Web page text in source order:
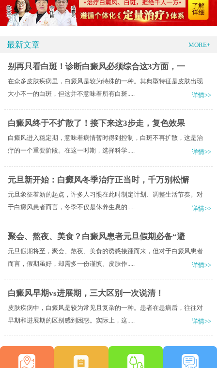
最新文章 MORE+
别再只看白斑！诊断白癜风必须综合这3方面，一
在众多皮肤疾病里，白癜风是较为特殊的一种。其典型特征是皮肤出现
大小不一的白斑，但这并不意味着所有白斑.....
详情>>
白癜风终于不扩散了！接下来这3步走，复色效果
白癜风进入稳定期，意味着病情暂时得到控制，白斑不再扩散，这是治
疗的一个重要阶段。在这一时期，选择科学.....
详情>>
元旦新开始：白癜风冬季治疗正当时，千万别松懈
元旦象征着新的起点，许多人习惯在此时制定计划、调整生活节奏。对
于白癜风患者而言，冬季不仅是休养生息的.....
详情>>
聚会、熬夜、美食？白癜风患者元旦假期必备“避
元旦假期将至，聚会、熬夜、美食的诱惑接踵而来，但对于白癜风患者
而言，假期虽好，却需多一份谨慎。皮肤作.....
详情>>
白癜风早期vs进展期，三大区别一次说清！
皮肤疾病中，白癜风是较为常见且复杂的一种。患者在患病后，往往对
早期和进展期的区别感到困惑。实际上，这.....
详情>>